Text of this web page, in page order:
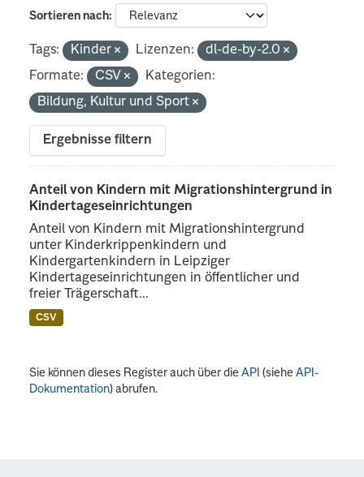
Sortieren nach
Tags: Kinder Lizenzen:
dl-de-by-2.0
Formate:
CSV
Kategorien:
Bildung, Kultur und Sport
Ergebnisse filtern
Anteil von Kindern mit Migrationshintergrund in
Kindertageseinrichtungen
Anteil von Kindern mit Migrationshintergrund
unter Kinderkrippenkindern und
Kindergartenkindern in Leipziger
Kindertageseinrichtungen in öffentlicher und
freier Trägerschaft...
CSV
Sie können dieses Register auch über dieAPI (sieheAPI-
Dokumentation) abrufen.